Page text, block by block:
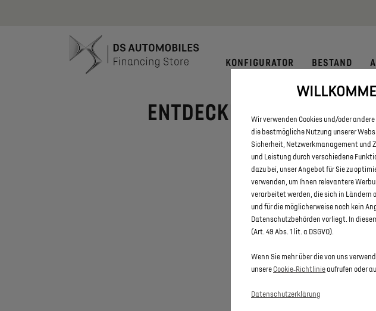
KONFIGURATOR BESTAND
ENTDECKEN SIE ALLE DS
Wir verwenden Cookies und/oder
die bestmögliche Nutzung unserer
Sicherheit, Netzwerkmanagement und
und Leistung durch verschiedene
dazu bei, unser Angebot für Sie zu
verwenden, um Ihnen relevantere
verarbeitet werden, die sich in Ländern
und für die möglicherweise noch kein
Datenschutzbehörden vorliegt. In
(Art. 49 Abs. 1 lit. a DSGVO).
Wenn Sie mehr über die von uns
unsere Cookie‑Richtlinieaufrufen oder
Datenschutzerklärung